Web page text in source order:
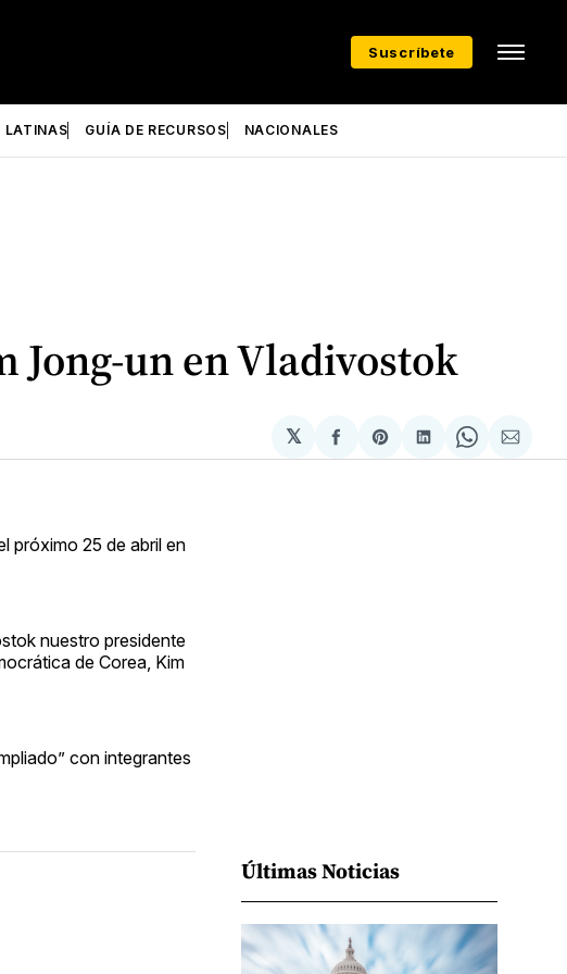
Suscríbete
LATINAS GUÍA DE RECURSOS NACIONALES
un en Vladivostok
𝕏
Compartir
en
Share
on
Compartir
en
Share
on
via
próximo 25 de abril en
nuestro presidente
de Corea, Kim
con integrantes
Últimas Noticias